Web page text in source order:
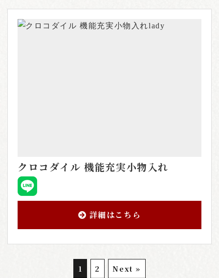
クロコダイル 機能充実小物入れ
詳細はこちら
1 2 Next »